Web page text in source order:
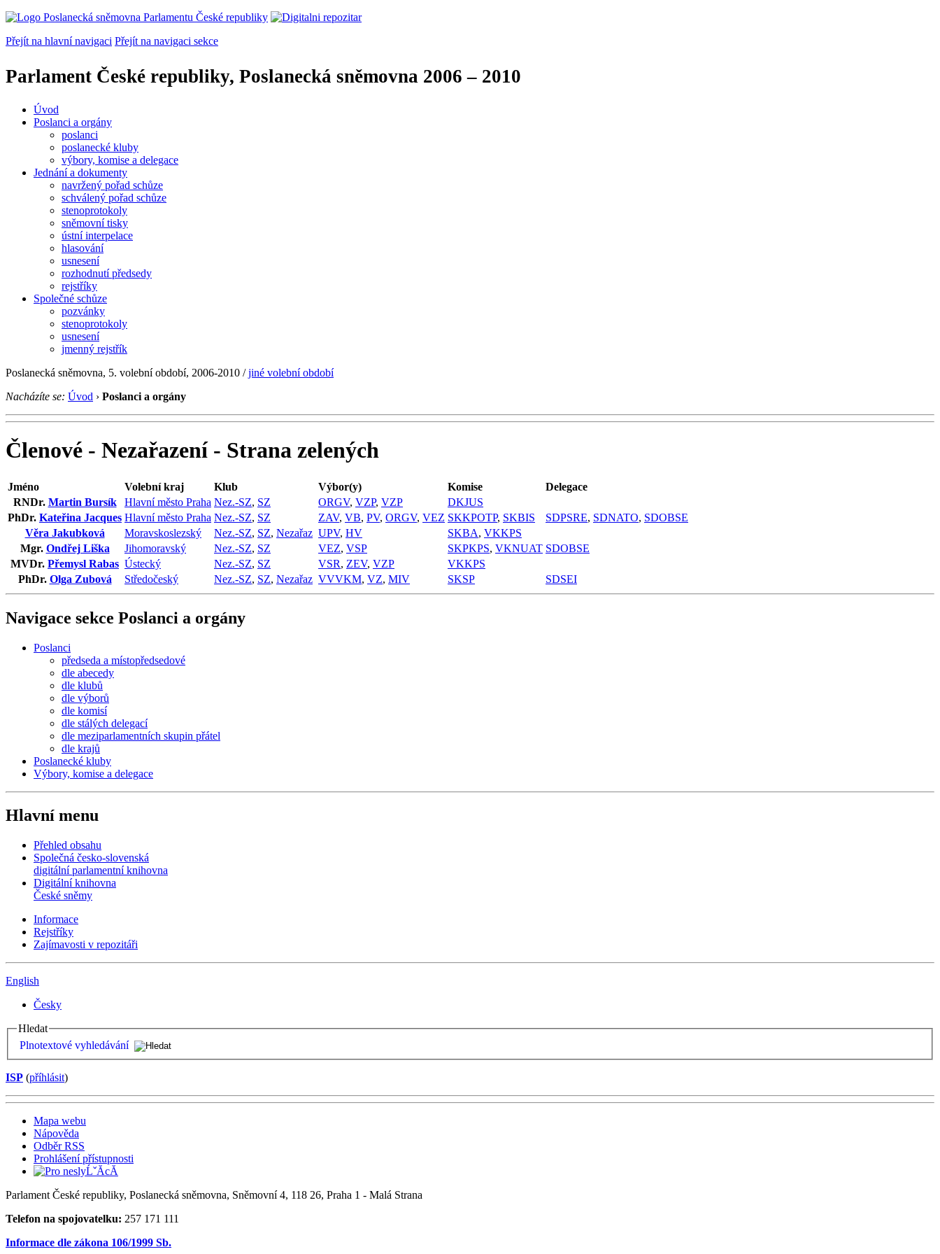
Přejít na hlavní navigaci Přejít na navigaci sekce
Parlament České republiky, Poslanecká sněmovna 2006 – 2010
Úvod
Poslanci a orgány
poslanci
poslanecké kluby
výbory, komise a delegace
Jednání a dokumenty
navržený pořad schůze
schválený pořad schůze
stenoprotokoly
sněmovní tisky
ústní interpelace
hlasování
usnesení
rozhodnutí předsedy
rejstříky
Společné schůze
pozvánky
stenoprotokoly
usnesení
jmenný rejstřík
Poslanecká sněmovna, 5. volební období, 2006-2010 /jiné volební období
Nacházíte se: Úvod › Poslanci a orgány
Členové - Nezařazení - Strana zelených
Jméno Volební kraj Klub Výbor(y) Komise
Delegace
RNDr. Martin Bursík Hlavní město Praha Nez.-SZ, SZ ORGV, VZP, VZP
DKJUS
PhDr. Kateřina Jacques Hlavní město Praha Nez.-SZ, SZ ZAV, VB, PV, ORGV, VEZ SKKPOTP, SKBIS SDPSRE, SDNATO, SDOBSE
Věra Jakubková
Moravskoslezský Nez.-SZ, SZ, Nezařaz UPV, HV SKBA, VKKPS
Mgr. Ondřej Liška Jihomoravský Nez.-SZ, SZ VEZ, VSP SKPKPS, VKNUAT SDOBSE
MVDr. Přemysl Rabas Ústecký Nez.-SZ, SZ VSR, ZEV, VZP
VKKPS
PhDr. Olga Zubová Středočeský Nez.-SZ, SZ, Nezařaz VVVKM, VZ, MIV SKSP SDSEI
Navigace sekce Poslanci a orgány
Poslanci
předseda a místopředsedové
dle abecedy
dle klubů
dle výborů
dle komisí
dle stálých delegací
dle meziparlamentních skupin přátel
dle krajů
Poslanecké kluby
Výbory, komise a delegace
Hlavní menu
Přehled obsahu
Společná česko-slovenská
digitální parlamentní knihovna
Digitální knihovna
České sněmy
Informace
Rejstříky
Zajímavosti v repozitáři
English
Česky
Hledat
Plnotextové vyhledávání
ISP (příhlásit)
Mapa webu
Nápověda
Odběr RSS
Prohlášení přístupnosti
Parlament České republiky, Poslanecká sněmovna, Sněmovní 4, 118 26, Praha 1 - Malá Strana
Telefon na spojovatelku: 257 171 111
Informace dle zákona 106/1999 Sb.